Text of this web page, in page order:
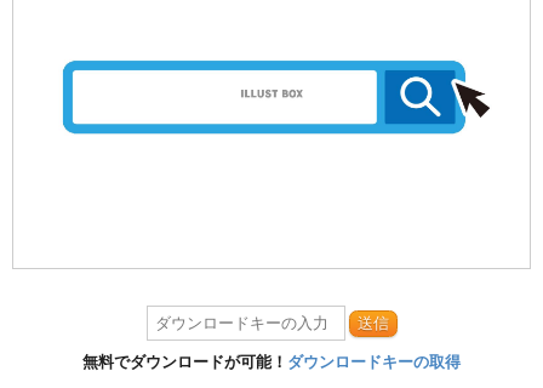
送信
無料でダウンロードが可能！ ダウンロードキーの取得